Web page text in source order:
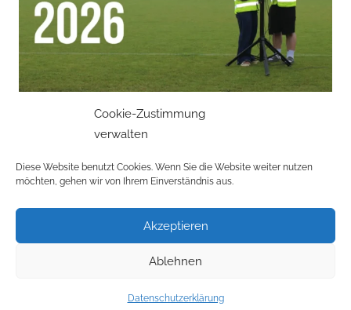
Cookie-Zustimmung
verwalten
Diese Website benutzt Cookies. Wenn Sie die Website weiter nutzen
möchten, gehen wir von Ihrem Einverständnis aus.
Akzeptieren
Ablehnen
Datenschutzerklärung
Mehr laden
Datenschutzerklärung
Impressum